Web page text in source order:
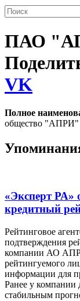
ПАО
VK
Полное
общество "АПРИ"
«Эксперт РА»
кредитный
Рейтинговое
подтверждения
компании АО
рейтингуемого
информации для
Ранее у компании
стабильным